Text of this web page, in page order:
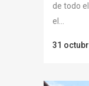
de todo
el...
31